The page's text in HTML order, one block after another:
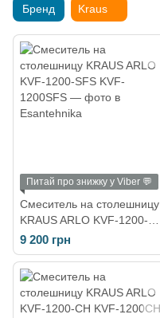
Бренд Kraus
Питай про знижку у Viber 💬
Смеситель на столешницу
KRAUS ARLO KVF-1200-
SFS
9 200 грн